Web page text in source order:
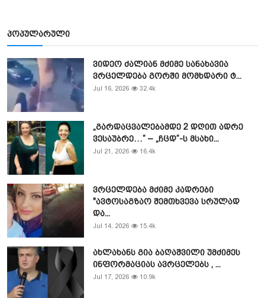
პოპულარული
ვიდეო ძალიან მძიმე სანახავია
ვრცელდება გორში მომხდარი ტ...
Jul 16, 2026 32.4k
„გარდაცვალებამდე 2 დღით ადრე
ვესაუბრე…” – „ჩცდ”-ს მსახი...
Jul 21, 2026 16.4k
ვრცელდება მძიმე კადრები
"ავტოსაგზაო შემთხვევა სრულად
და...
Jul 14, 2026 15.4k
ახლახანს გია ბაღაშვილი უმძიმეს
ინფორმაციას ავრცელებს , ...
Jul 17, 2026 10.9k